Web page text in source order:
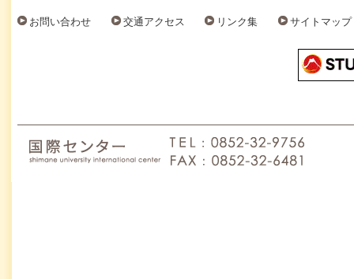
お問い合わせ 交通アクセス リンク集 サイトマップ